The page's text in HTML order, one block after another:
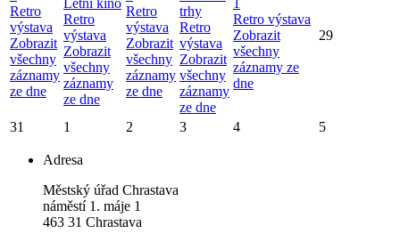
Retro
výstava
Zobrazit
všechny
záznamy
ze dne
Letní kino
Retro
výstava
Zobrazit
všechny
záznamy
ze dne
Retro
výstava
Zobrazit
všechny
záznamy
ze dne
trhy
Retro
výstava
Zobrazit
všechny
záznamy
ze dne
Retro výstava
Zobrazit
všechny
záznamy ze
dne
29
31 1 2 3 4 5
Adresa
Městský úřad Chrastava
náměstí 1. máje 1
463 31 Chrastava